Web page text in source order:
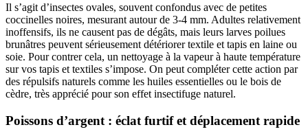
Il s’agit d’insectes ovales, souvent confondus avec de petites
coccinelles noires, mesurant autour de 3-4 mm. Adultes relativement
inoffensifs, ils ne causent pas de dégâts, mais leurs larves poilues
brunâtres peuvent sérieusement détériorer textile et tapis en laine ou
soie. Pour contrer cela, un nettoyage à la vapeur à haute température
sur vos tapis et textiles s’impose. On peut compléter cette action par
des répulsifs naturels comme les huiles essentielles ou le bois de
cèdre, très apprécié pour son effet insectifuge naturel.
Poissons d’argent : éclat furtif et déplacement rapide